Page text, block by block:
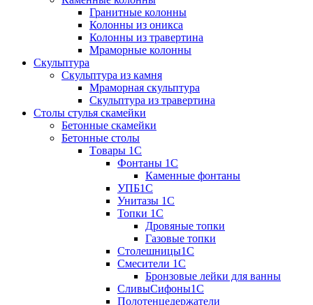
Гранитные колонны
Колонны из оникса
Колонны из травертина
Мраморные колонны
Скульптура
Скульптура из камня
Мраморная скульптура
Скульптура из травертина
Столы стулья скамейки
Бетонные скамейки
Бетонные столы
Tовары 1C
Фонтаны 1C
Каменные фонтаны
УПБ1С
Унитазы 1С
Топки 1С
Дровяные топки
Газовые топки
Столешницы1С
Смесители 1С
Бронзовые лейки для ванны
СливыСифоны1С
Полотенцедержатели